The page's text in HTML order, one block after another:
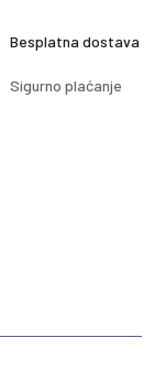
Besplatna dostava
Sigurno plaćanje